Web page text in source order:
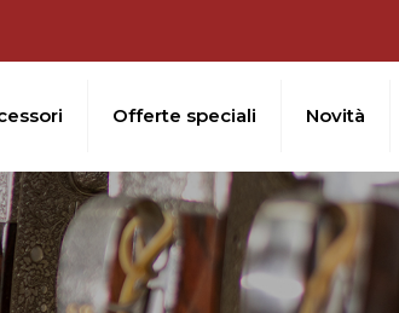
Offerte speciali Novità